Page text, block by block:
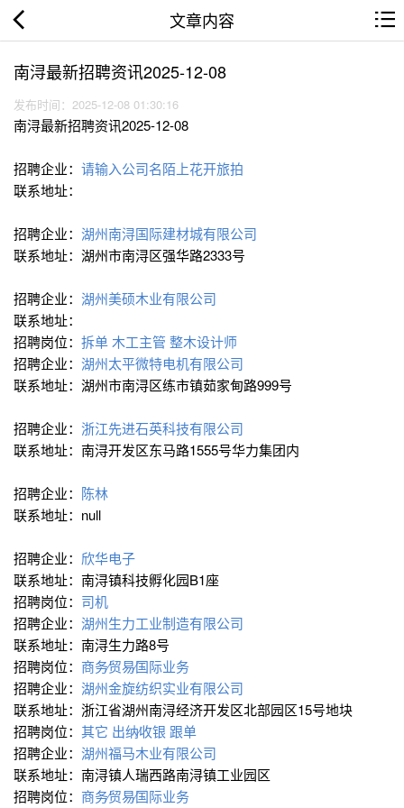
文章内容
南浔最新招聘资讯2025-12-08
发布时间：2025-12-08 01:30:16
南浔最新招聘资讯2025-12-08
招聘企业： 请输入公司名陌上花开旅拍
联系地址：
招聘企业： 湖州南浔国际建材城有限公司
联系地址：湖州市南浔区强华路2333号
招聘企业： 湖州美硕木业有限公司
联系地址：
招聘岗位： 拆单 木工主管 整木设计师
招聘企业： 湖州太平微特电机有限公司
联系地址：湖州市南浔区练市镇茹家甸路999号
招聘企业： 浙江先进石英科技有限公司
联系地址：南浔开发区东马路1555号华力集团内
招聘企业： 陈林
联系地址：null
招聘企业： 欣华电子
联系地址：南浔镇科技孵化园B1座
招聘岗位： 司机
招聘企业： 湖州生力工业制造有限公司
联系地址：南浔生力路8号
招聘岗位： 商务∕贸易∕国际业务
招聘企业： 湖州金旋纺织实业有限公司
联系地址：浙江省湖州南浔经济开发区北部园区15号地块
招聘岗位： 其它 出纳∕收银 跟单
招聘企业： 湖州福马木业有限公司
联系地址：南浔镇人瑞西路南浔镇工业园区
招聘岗位： 商务∕贸易∕国际业务